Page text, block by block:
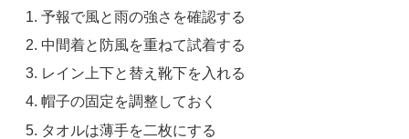
予報で風と雨の強さを確認する
中間着と防風を重ねて試着する
レイン上下と替え靴下を入れる
帽子の固定を調整しておく
タオルは薄手を二枚にする